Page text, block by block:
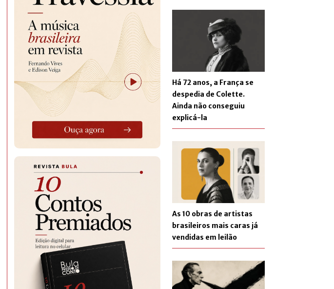
Há 72 anos, a França se
despedia de Colette.
Ainda não conseguiu
explicá-la
As 10 obras de artistas
brasileiros mais caras já
vendidas em leilão